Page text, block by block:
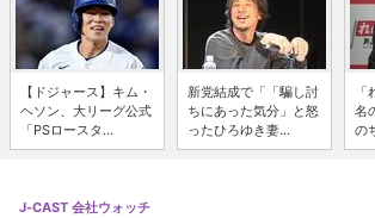
【ドジャース】キム・
ヘソン、大リーグ公式
「PSロースタ...
新党結成で「「騙し討
ちにあった気分」と怒
ったひろゆき妻...
名
の
J-CAST 会社ウォッチ